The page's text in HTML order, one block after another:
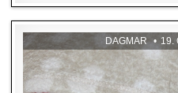
DAGMAR 19.